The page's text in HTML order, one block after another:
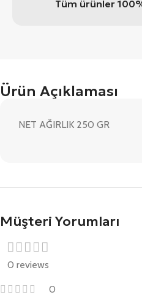
Tüm ürünler
Ürün Açıklaması
NET AĞIRLIK 250 GR
Müşteri Yorumları
0 reviews
0